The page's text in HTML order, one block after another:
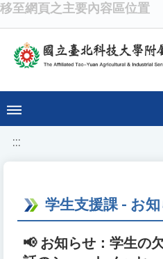
移至網頁之主要內容區位置
:::
学生支援課 - お
📢 お知らせ：学生の